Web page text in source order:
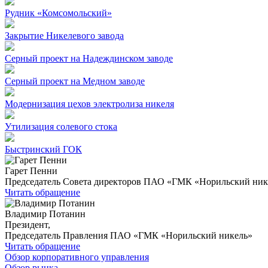
Рудник «Комсомольский»
Закрытие Никелевого завода
Серный проект на Надеждинском заводе
Серный проект на Медном заводе
Модернизация цехов электролиза никеля
Утилизация солевого стока
Быстринский ГОК
Гарет Пенни
Председатель Совета директоров ПАО «ГМК «Норильский
Читать обращение
Владимир Потанин
Президент,
Председатель Правления ПАО «ГМК «Норильский никель»
Читать обращение
Обзор корпоративного управления